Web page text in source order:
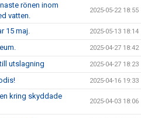
rönen inom
vatten.
2025-05-22 18:55
15 maj. 2025-05-13 18:14
2025-04-27 18:42
utslagning 2025-04-27 18:23
2025-04-16 19:33
kring skyddade
2025-04-03 18:06